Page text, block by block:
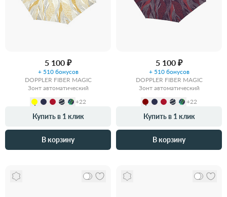
5 100 ₽
+ 510 бонусов
DOPPLER FIBER MAGIC
Зонт автоматический
+22
Купить в 1 клик
В корзину
5 100 ₽
+ 510 бонусов
DOPPLER FIBER MAGIC
Зонт автоматический
+22
Купить в 1 клик
В корзину